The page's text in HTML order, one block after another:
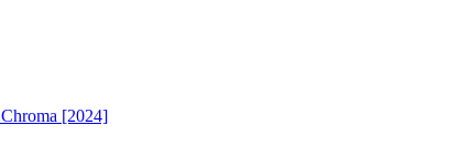
[2024]